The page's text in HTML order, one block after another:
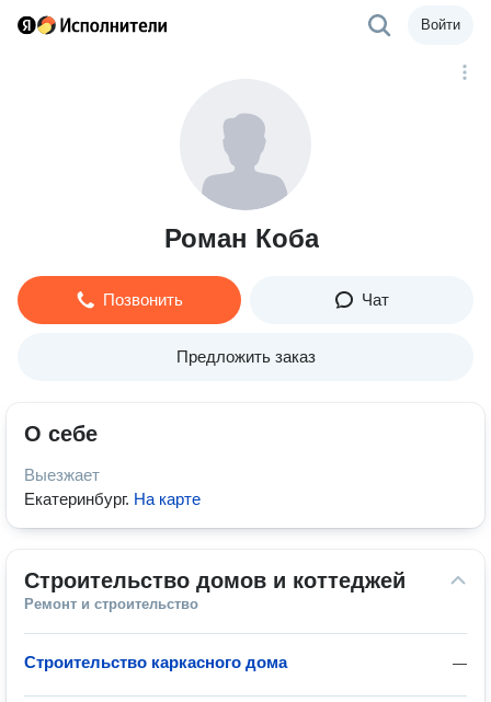
Войти
Роман Коба
Позвонить Чат
Предложить заказ
О себе
Выезжает
Екатеринбург. На карте
Строительство домов и коттеджей
Ремонт и строительство
—
Строительство каркасного дома